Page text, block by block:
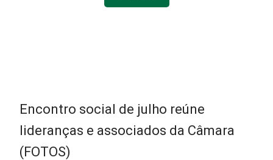
Encontro social de julho reúne
lideranças e associados da Câmara
(FOTOS)